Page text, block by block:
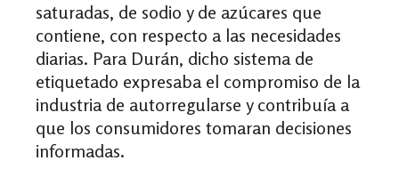
saturadas, de sodio y de azúcares que
contiene, con respecto a las necesidades
diarias. Para Durán, dicho sistema de
etiquetado expresaba el compromiso de la
industria de autorregularse y contribuía a
que los consumidores tomaran decisiones
informadas.